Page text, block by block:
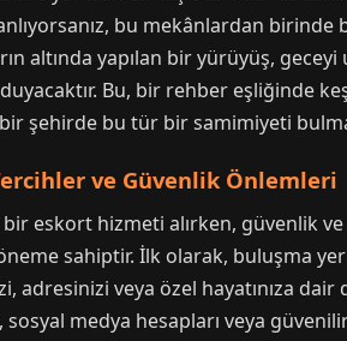
bu mekânlardan
altında yapılan bir yürüyüş,
Bu, bir rehber eşliğinde
şehirde bu tür bir samimiyeti
ve Güvenlik Önlemleri
eskort hizmeti alırken, güvenlik ve
sahiptir. İlk olarak, buluşma
adresinizi veya özel hayatınıza
medya hesapları veya